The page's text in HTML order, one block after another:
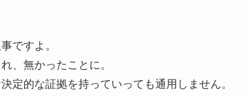
ですよ。
、無かったことに。
定的な証拠を持っていっても通用しません。